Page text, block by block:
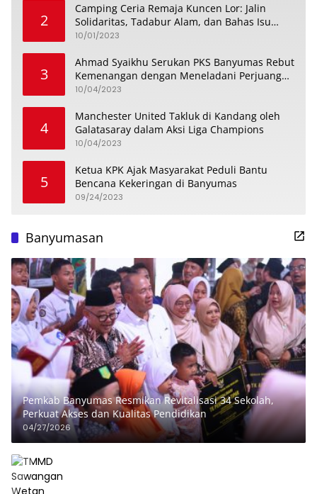
2
Camping Ceria Remaja Kuncen Lor: Jalin
Solidaritas, Tadabur Alam, dan Bahas Isu
Keremajaan
10/01/2023
3
Ahmad Syaikhu Serukan PKS Banyumas Rebut
Kemenangan dengan Meneladani Perjuangan
Soedirman
10/04/2023
4
Manchester United Takluk di Kandang oleh
Galatasaray dalam Aksi Liga Champions
10/04/2023
5
Ketua KPK Ajak Masyarakat Peduli Bantu
Bencana Kekeringan di Banyumas
09/24/2023
Banyumasan
Pemkab Banyumas Resmikan Revitalisasi 34 Sekolah,
Perkuat Akses dan Kualitas Pendidikan
04/27/2026